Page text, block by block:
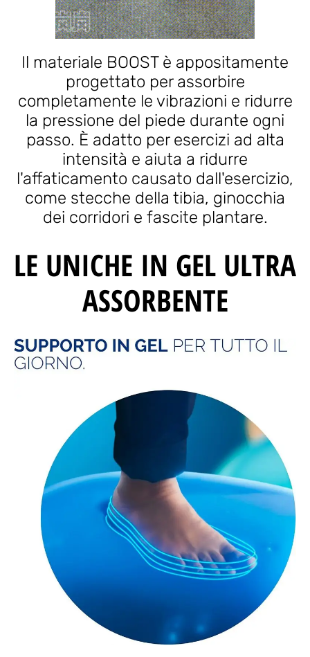
Il materiale BOOST è appositamente
progettato per assorbire
completamente le vibrazioni e ridurre
la pressione del piede durante ogni
passo. È adatto per esercizi ad alta
intensità e aiuta a ridurre
l'affaticamento causato dall'esercizio,
come stecche della tibia, ginocchia
dei corridori e fascite plantare.
LE UNICHE IN GEL ULTRA
ASSORBENTE